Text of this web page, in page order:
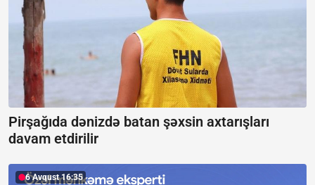
Pirşağıda dənizdə batan şəxsin axtarışları
davam etdirilir
6 Avqust 16:35